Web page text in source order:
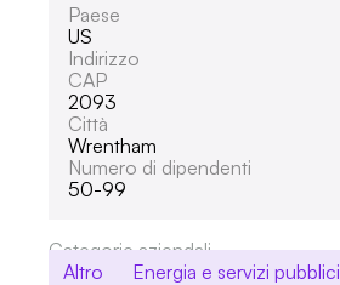
Paese
US
Indirizzo
CAP
2093
Città
Wrentham
Numero di dipendenti
50-99
Categorie aziendali
Altro
Energia e servizi pubblici